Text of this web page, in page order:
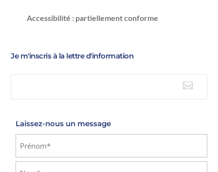
Accessibilité : partiellement conforme
Je m'inscris à la lettre d'information

Laissez-nous un message
Prénom